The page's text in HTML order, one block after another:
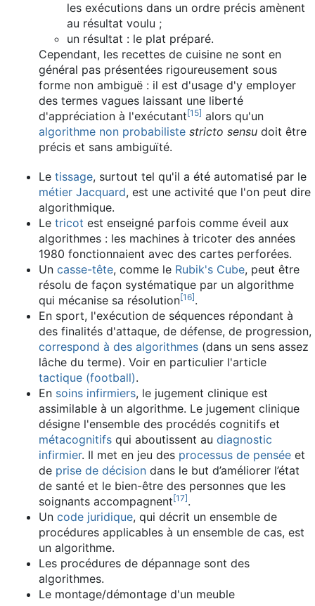
les exécutions dans un ordre précis amènent
au résultat voulu ;
un résultat : le plat préparé.
Cependant, les recettes de cuisine ne sont en
général pas présentées rigoureusement sous
forme non ambiguë : il est d'usage d'y employer
des termes vagues laissant une liberté
d'appréciation à l'exécutant[15] alors qu'un
algorithme non probabiliste stricto sensu doit être
précis et sans ambiguïté.
Le tissage, surtout tel qu'il a été automatisé par le
métier Jacquard, est une activité que l'on peut dire
algorithmique.
Le tricot est enseigné parfois comme éveil aux
algorithmes : les machines à tricoter des années
1980 fonctionnaient avec des cartes perforées.
Un casse-tête, comme le Rubik's Cube, peut être
résolu de façon systématique par un algorithme
qui mécanise sa résolution[16].
En sport, l'exécution de séquences répondant à
des finalités d'attaque, de défense, de progression,
correspond à des algorithmes (dans un sens assez
lâche du terme). Voir en particulier l'article
tactique (football).
En soins infirmiers, le jugement clinique est
assimilable à un algorithme. Le jugement clinique
désigne l'ensemble des procédés cognitifs et
métacognitifs qui aboutissent au diagnostic
infirmier. Il met en jeu des processus de pensée et
de prise de décision dans le but d’améliorer l’état
de santé et le bien-être des personnes que les
soignants accompagnent[17].
Un code juridique, qui décrit un ensemble de
procédures applicables à un ensemble de cas, est
un algorithme.
Les procédures de dépannage sont des
algorithmes.
Le montage/démontage d'un meuble